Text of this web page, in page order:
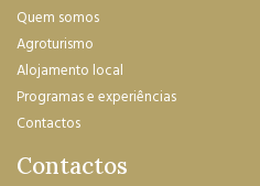
Quem somos
Agroturismo
Alojamento local
Programas e experiências
Contactos
Contactos